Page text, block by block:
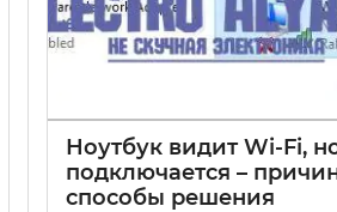
Ноутбук видит Wi-Fi,
подключается –
способы решения